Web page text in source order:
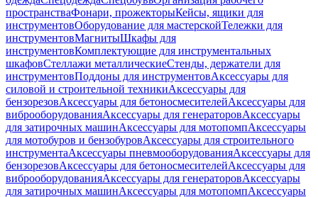
пространстваФонари, прожекторыКейсы, ящики для
инструментовОборудование для мастерскойТележки для
инструментовМагнитыШкафы для
инструментовКомплектующие для инструментальных
шкафовСтеллажи металлическиеСтенды, держатели для
инструментовПоддоны для инструментовАксессуары для
силовой и строительной техникиАксессуары для
бензорезовАксессуары для бетоносмесителейАксессуары для
виброоборудованияАксессуары для генераторовАксессуары
для затирочных машинАксессуары для мотопомпАксессуары
для мотобуров и бензобуровАксессуары для строительного
инструментаАксессуары пневмооборудованияАксессуары для
бензорезовАксессуары для бетоносмесителейАксессуары для
виброоборудованияАксессуары для генераторовАксессуары
для затирочных машинАксессуары для мотопомпАксессуары